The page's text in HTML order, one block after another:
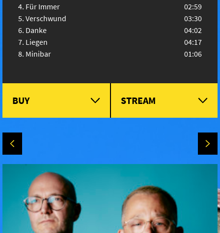
Für Immer
02:59
Verschwund
03:30
Danke
04:02
Liegen
04:17
Minibar
01:06
BUY STREAM